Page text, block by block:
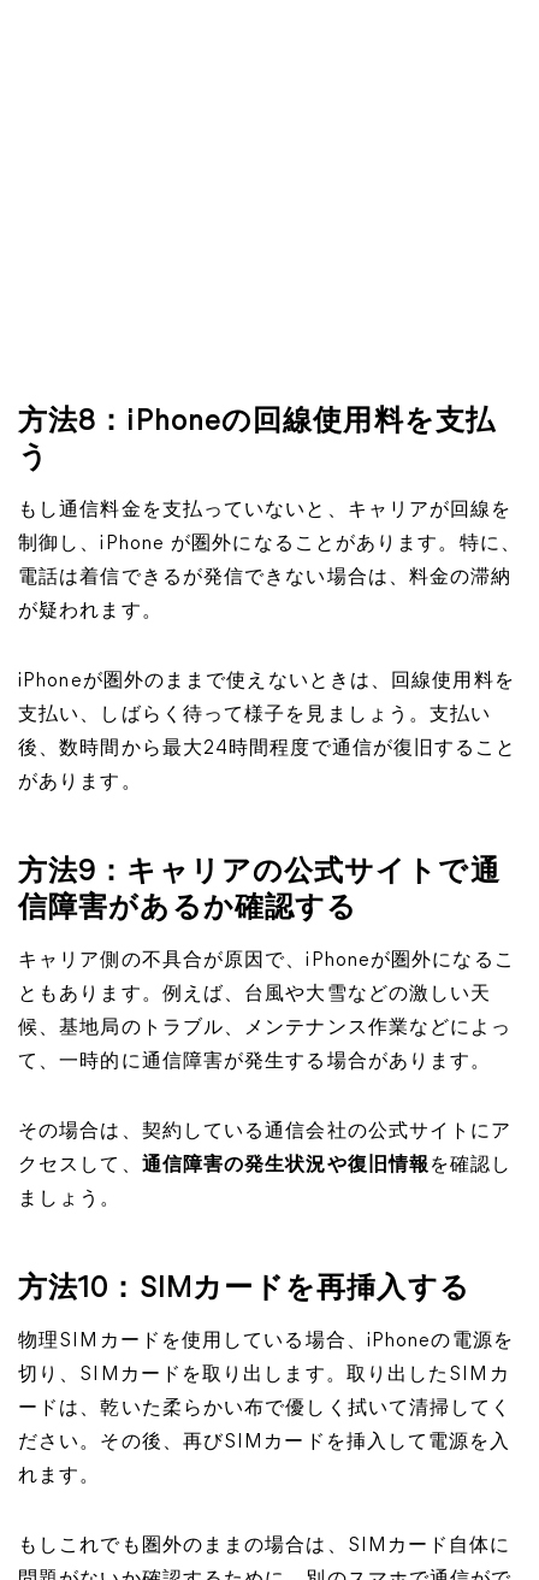
方法8：iPhoneの回線使用料を支払
う
もし通信料金を支払っていないと、キャリアが回線を
制御し、iPhone が圏外になることがあります。特に、
電話は着信できるが発信できない場合は、料金の滞納
が疑われます。
iPhoneが圏外のままで使えないときは、回線使用料を
支払い、しばらく待って様子を見ましょう。支払い
後、数時間から最大24時間程度で通信が復旧すること
があります。
方法9：キャリアの公式サイトで通
信障害があるか確認する
キャリア側の不具合が原因で、iPhoneが圏外になるこ
ともあります。例えば、台風や大雪などの激しい天
候、基地局のトラブル、メンテナンス作業などによっ
て、一時的に通信障害が発生する場合があります。
その場合は、契約している通信会社の公式サイトにア
クセスして、 通信障害の発生状況や復旧情報 を確認し
ましょう。
方法10：SIMカードを再挿入する
物理SIMカードを使用している場合、iPhoneの電源を
切り、SIMカードを取り出します。取り出したSIMカ
ードは、乾いた柔らかい布で優しく拭いて清掃してく
ださい。その後、再びSIMカードを挿入して電源を入
れます。
もしこれでも圏外のままの場合は、SIMカード自体に